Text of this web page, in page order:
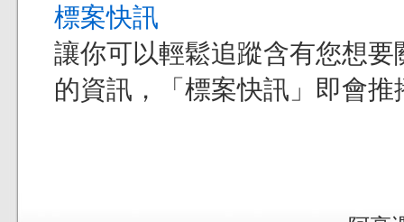
標案快訊
讓你可以輕鬆追蹤含有您想
的資訊，「標案快訊」即會推